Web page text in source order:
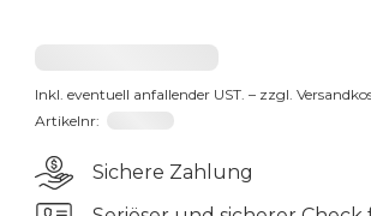
2031,23 €
Inkl. eventuell anfallender UST. – zzgl.
Artikelnr:
191066-65
Sichere Zahlung